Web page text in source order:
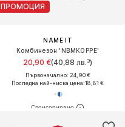
ПРОМОЦИЯ
NAME IT
Комбинезон 'NBMKOPPE'
20,90 €(40,88 лв.³)
Първоначално: 24,90 €
Последна най-ниска цена:18,81 €